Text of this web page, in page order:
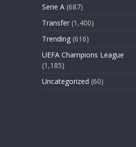
Serie A (687)
Transfer (1,400)
Trending (616)
UEFA Champions League
(1,185)
Uncategorized (60)